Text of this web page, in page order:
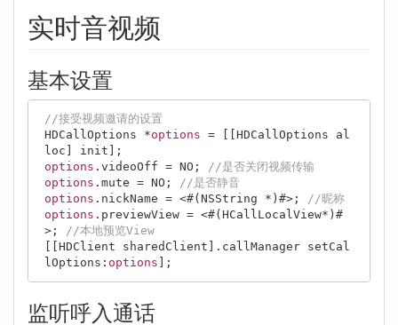
实时音视频
基本设置
//接受视频邀请的设置
HDCallOptions *options = [[HDCallOptions al
options .videoOff = NO; //是否关闭视频传输
options .mute = NO; //是否静音
options .nickName = <#(NSString *)#>; //昵称
options .previewView = <#(HCallLocalView*)#
>; //本地预览View
[[HDClient sharedClient].callManager setCal
lOptions: options
监听呼入通话